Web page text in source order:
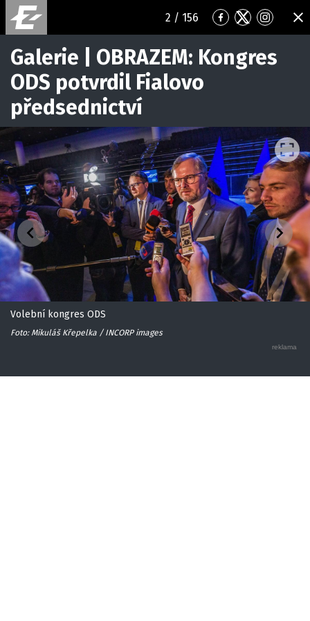
2 / 156
Přejít
na
Facebook
Přejít
na
Twitter
Přejít
na
Galerie | OBRAZEM: Kongres
ODS potvrdil Fialovo
předsednictví
Volební kongres ODS
Foto: Mikuláš Křepelka / INCORP images
Předchozí